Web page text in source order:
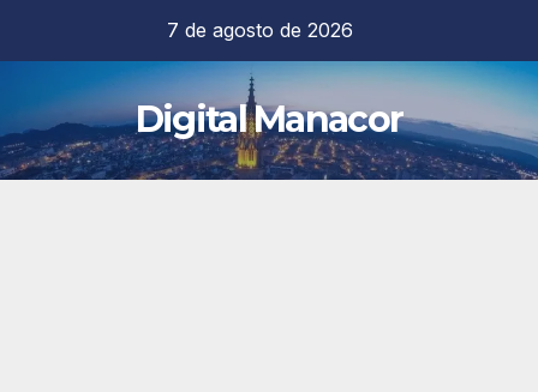
contenido
7 de agosto de 2026
Digital Manacor